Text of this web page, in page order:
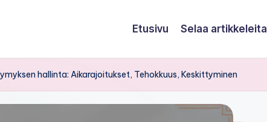
Etusivu Selaa artikkeleita
hallinta: Aikarajoitukset, Tehokkuus, Keskittyminen